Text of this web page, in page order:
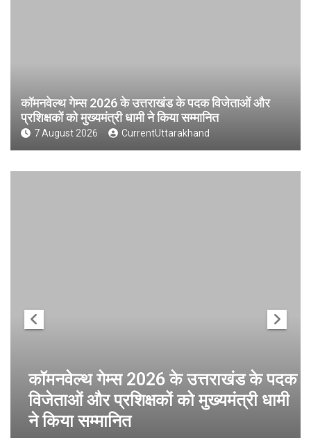
कॉमनवेल्थ गेम्स 2026 के उत्तराखंड के पदक विजेताओं और
प्रशिक्षकों को मुख्यमंत्री धामी ने किया सम्मानित
7 August 2026 CurrentUttarakhand
कॉमनवेल्थ गेम्स 2026 के उत्तराखंड के पदक
विजेताओं और प्रशिक्षकों को मुख्यमंत्री धामी
ने किया सम्मानित